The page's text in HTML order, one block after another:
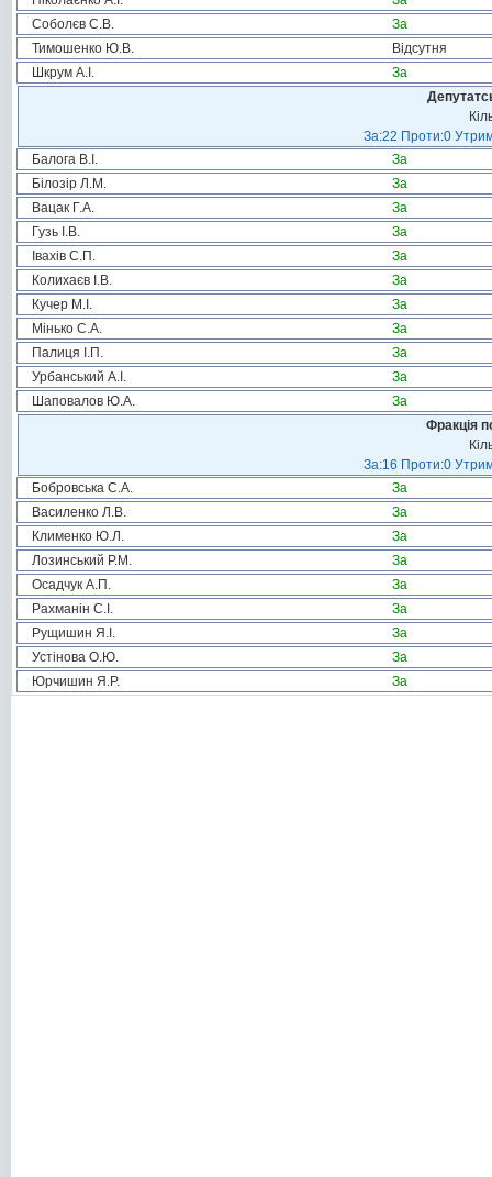
Соболєв С.В.
За
Тимошенко Ю.В.
Відсутня
Шкрум А.І.
За
За:22 Проти:0
Балога В.І.
За
Білозір Л.М.
За
Вацак Г.А.
За
Гузь І.В.
За
Івахів С.П.
За
Колихаєв І.В.
За
Кучер М.І.
За
Мінько С.А.
За
Палиця І.П.
За
Урбанський А.І.
За
Шаповалов Ю.А.
За
Фракція
За:16 Проти:0
Бобровська С.А.
За
Василенко Л.В.
За
Клименко Ю.Л.
За
Лозинський Р.М.
За
Осадчук А.П.
За
Рахманін С.І.
За
Рущишин Я.І.
За
Устінова О.Ю.
За
Юрчишин Я.Р.
За